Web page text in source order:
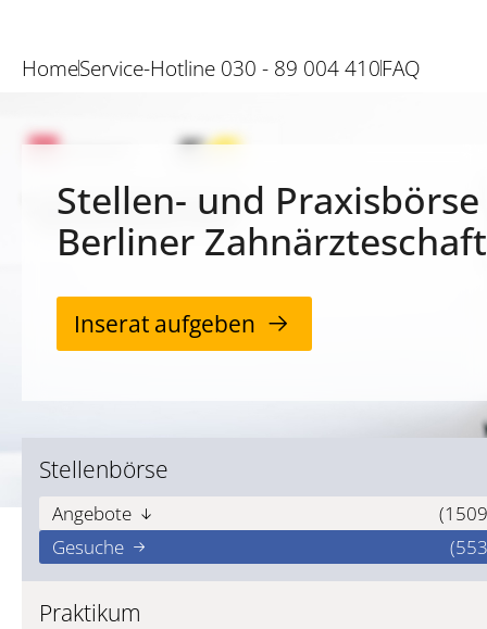
HomeService-Hotline 030 - 89 004 410FAQ
Stellen- und
Berliner Zahnärzteschaft
Inserat aufgeben
Stellenbörse
Angebote
Gesuche
Praktikum